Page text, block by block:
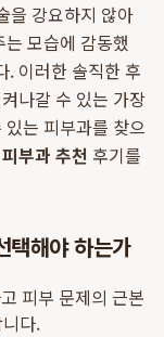
을 강요하지 않아
모습에 감동했
. 이러한 솔직한 후
나갈 수 있는 가장
는 피부과를 찾으
부과 추천 후기를
택해야 하는가
피부 문제의 근본
다.